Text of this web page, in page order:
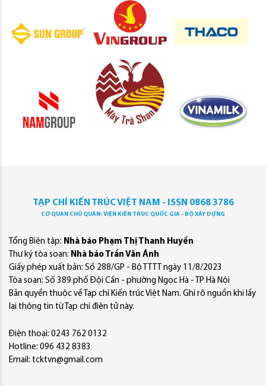
TẠP CHÍ KIẾN TRÚC VIỆT NAM - ISSN 0868 3786
CƠ QUAN CHỦ QUẢN: VIỆN KIẾN TRÚC QUỐC GIA - BỘ XÂY DỰNG
Tổng Biên tập: Nhà báo Phạm Thị Thanh Huyền
Thư ký tòa soạn: Nhà báo Trần Văn Ánh
Giấy phép xuất bản: Số 288/GP - Bộ TTTT ngày 11/8/2023
Tòa soạn: Số 389 phố Đội Cấn - phường Ngọc Hà - TP Hà Nội
Bản quyền thuộc về Tạp chí Kiến trúc Việt Nam. Ghi rõ nguồn khi lấy
lại thông tin từ Tạp chí điện tử này.
Điện thoại: 0243 762 0132
Hotline: 096 432 8383
Email: tcktvn@gmail.com